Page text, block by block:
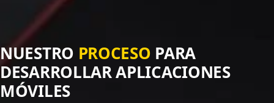
NUESTRO PROCESO PARA
DESARROLLAR APLICACIONES
MÓVILES